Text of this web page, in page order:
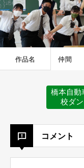
作品名 仲間
橋本自動
校ダ
コメント